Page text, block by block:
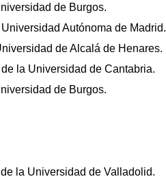
de Burgos.
Autónoma de Madrid.
de Alcalá de Henares.
la Universidad de Cantabria.
de Burgos.
la Universidad de Valladolid.